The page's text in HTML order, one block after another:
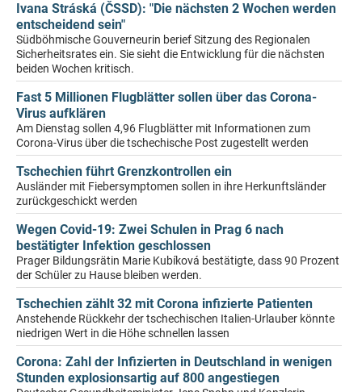
Ivana Stráská (ČSSD): "Die nächsten 2 Wochen werden
entscheidend sein"
Südböhmische Gouverneurin berief Sitzung des Regionalen
Sicherheitsrates ein. Sie sieht die Entwicklung für die nächsten
beiden Wochen kritisch.
Fast 5 Millionen Flugblätter sollen über das Corona-
Virus aufklären
Am Dienstag sollen 4,96 Flugblätter mit Informationen zum
Corona-Virus über die tschechische Post zugestellt werden
Tschechien führt Grenzkontrollen ein
Ausländer mit Fiebersymptomen sollen in ihre Herkunftsländer
zurückgeschickt werden
Wegen Covid-19: Zwei Schulen in Prag 6 nach
bestätigter Infektion geschlossen
Prager Bildungsrätin Marie Kubíková bestätigte, dass 90 Prozent
der Schüler zu Hause bleiben werden.
Tschechien zählt 32 mit Corona infizierte Patienten
Anstehende Rückkehr der tschechischen Italien-Urlauber könnte
niedrigen Wert in die Höhe schnellen lassen
Corona: Zahl der Infizierten in Deutschland in wenigen
Stunden explosionsartig auf 800 angestiegen